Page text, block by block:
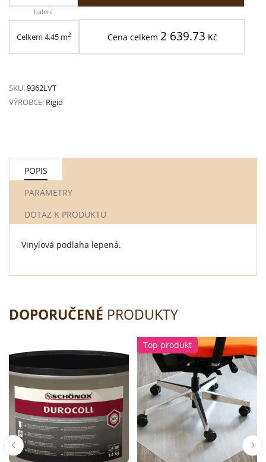
balení
Celkem 4.45 m2 Cena celkem 2 639.73 Kč
SKU:9362LVT
VÝROBCE: Rigid
POPIS
PARAMETRY
DOTAZ K PRODUKTU
Vinylová podlaha lepená.
DOPORUČENÉ PRODUKTY
Top produkt